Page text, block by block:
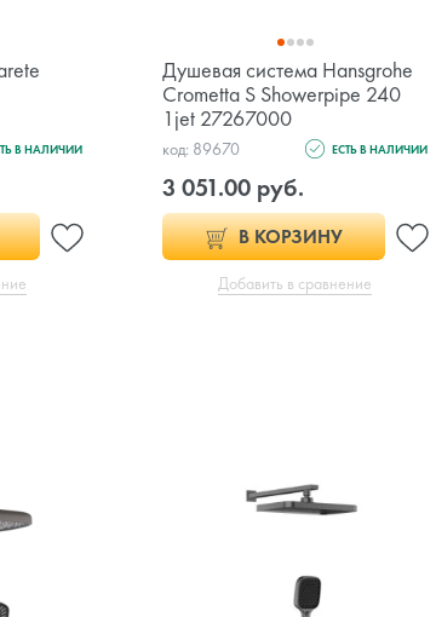
В НАЛИЧИИ
Душевая система Hansgrohe
Crometta S Showerpipe 240
1jet 27267000
код: 89670 ЕСТЬ В НАЛИЧИИ
3 051.00 руб.
В КОРЗИНУ
Добавить в сравнение